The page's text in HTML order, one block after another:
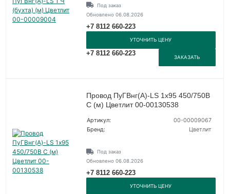
Под заказ
Обновлено 06.08.2026
+7 8112 660-223
УТОЧНИТЬ ЦЕНУ
+7 8112 660-223
ЗАКАЗАТЬ
Провод ПуГВнг(А)-LS 1х95 450/750В
С (м) Цветлит 00-00130538
Артикул:
00-00009067
Бренд:
Цветлит
Под заказ
Обновлено 06.08.2026
+7 8112 660-223
УТОЧНИТЬ ЦЕНУ